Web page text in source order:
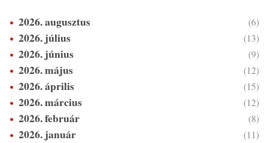
2026. augusztus (6)
2026. július (13)
2026. június (9)
2026. május (12)
2026. április (15)
2026. március (12)
2026. február (8)
2026. január (11)